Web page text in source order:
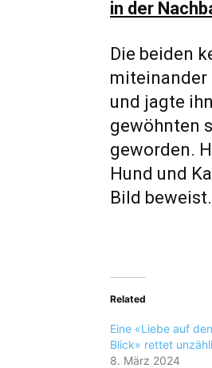
in der
Die beiden
miteinander
und jagte
gewöhnten
geworden.
Hund und
Bild beweist.
Related
Eine «Liebe auf
Blick» rettet
8. März 2024